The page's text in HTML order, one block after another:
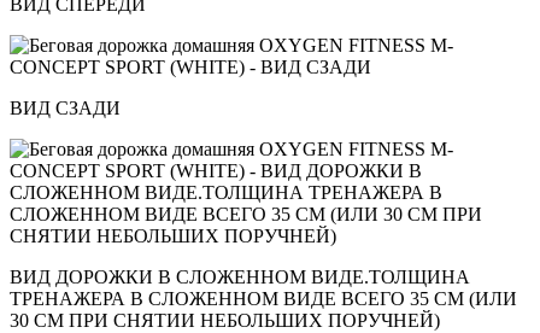
ВИД СПЕРЕДИ
ВИД СЗАДИ
ВИД ДОРОЖКИ В СЛОЖЕННОМ ВИДЕ.ТОЛЩИНА
ТРЕНАЖЕРА В СЛОЖЕННОМ ВИДЕ ВСЕГО 35 СМ (ИЛИ
30 СМ ПРИ СНЯТИИ НЕБОЛЬШИХ ПОРУЧНЕЙ)